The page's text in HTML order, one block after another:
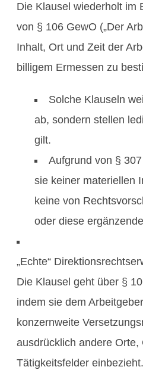
Die Klausel wiederholt im
von § 106 GewO („Der
Inhalt, Ort und Zeit der
billigem Ermessen zu
Solche Klauseln
ab, sondern stellen
gilt.
Aufgrund von §
sie keiner materiellen
keine von
oder diese
„Echte“
Die Klausel geht über §
indem sie dem
konzernweite
ausdrücklich andere
Tätigkeitsfelder einbezieht.